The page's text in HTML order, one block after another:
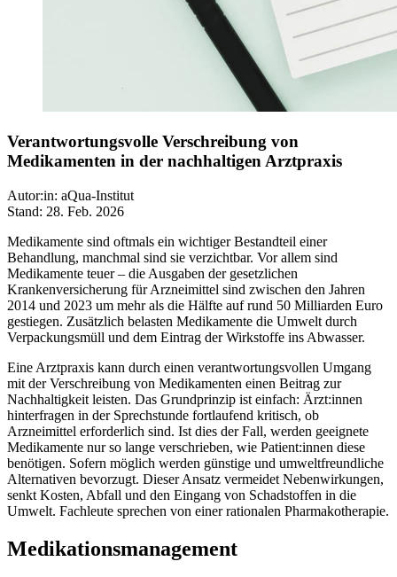
Verantwortungsvolle Verschreibung von
Medikamenten in der nachhaltigen Arztpraxis
Autor:in: aQua-Institut
Stand: 28. Feb. 2026
Medikamente sind oftmals ein wichtiger Bestandteil einer
Behandlung, manchmal sind sie verzichtbar. Vor allem sind
Medikamente teuer – die Ausgaben der gesetzlichen
Krankenversicherung für Arzneimittel sind zwischen den Jahren
2014 und 2023 um mehr als die Hälfte auf rund 50 Milliarden Euro
gestiegen. Zusätzlich belasten Medikamente die Umwelt durch
Verpackungsmüll und dem Eintrag der Wirkstoffe ins Abwasser.
Eine Arztpraxis kann durch einen verantwortungsvollen Umgang
mit der Verschreibung von Medikamenten einen Beitrag zur
Nachhaltigkeit leisten. Das Grundprinzip ist einfach: Ärzt:innen
hinterfragen in der Sprechstunde fortlaufend kritisch, ob
Arzneimittel erforderlich sind. Ist dies der Fall, werden geeignete
Medikamente nur so lange verschrieben, wie Patient:innen diese
benötigen. Sofern möglich werden günstige und umweltfreundliche
Alternativen bevorzugt. Dieser Ansatz vermeidet Nebenwirkungen,
senkt Kosten, Abfall und den Eingang von Schadstoffen in die
Umwelt. Fachleute sprechen von einer rationalen Pharmakotherapie.
Medikationsmanagement